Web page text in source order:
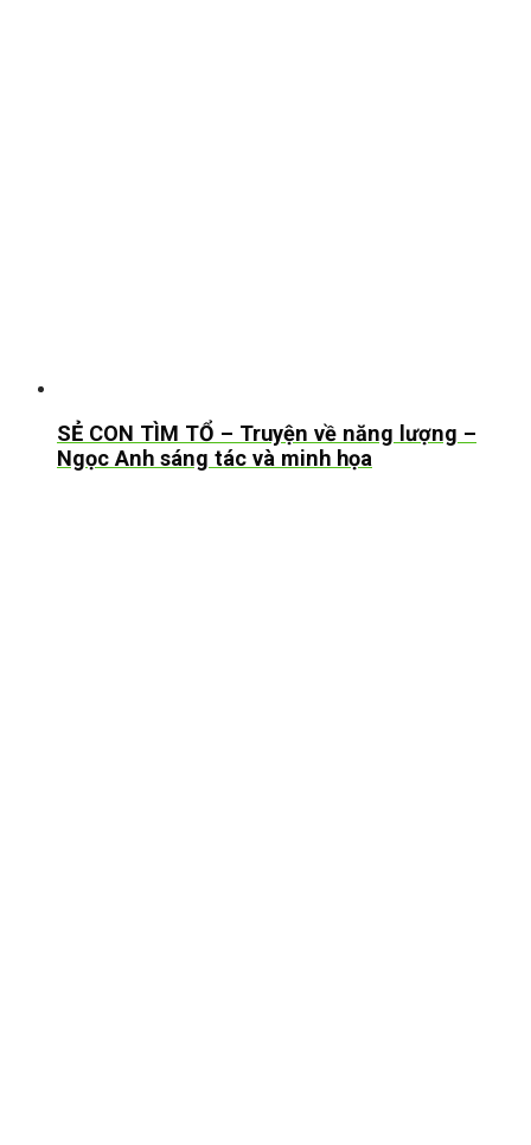
SẺ CON TÌM TỔ – Truyện về năng lượng –
Ngọc Anh sáng tác và minh họa